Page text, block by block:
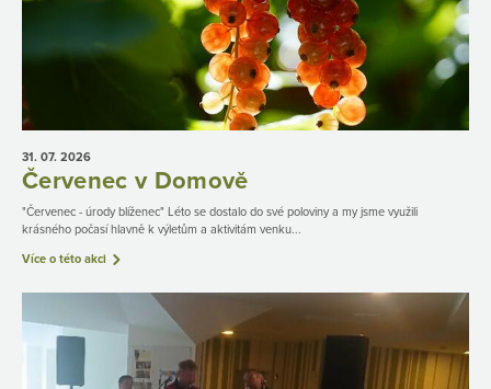
31. 07. 2026
Červenec v Domově
"Červenec - úrody blíženec" Léto se dostalo do své poloviny a my jsme využili
krásného počasí hlavně k výletům a aktivitám venku...
Více o této akci